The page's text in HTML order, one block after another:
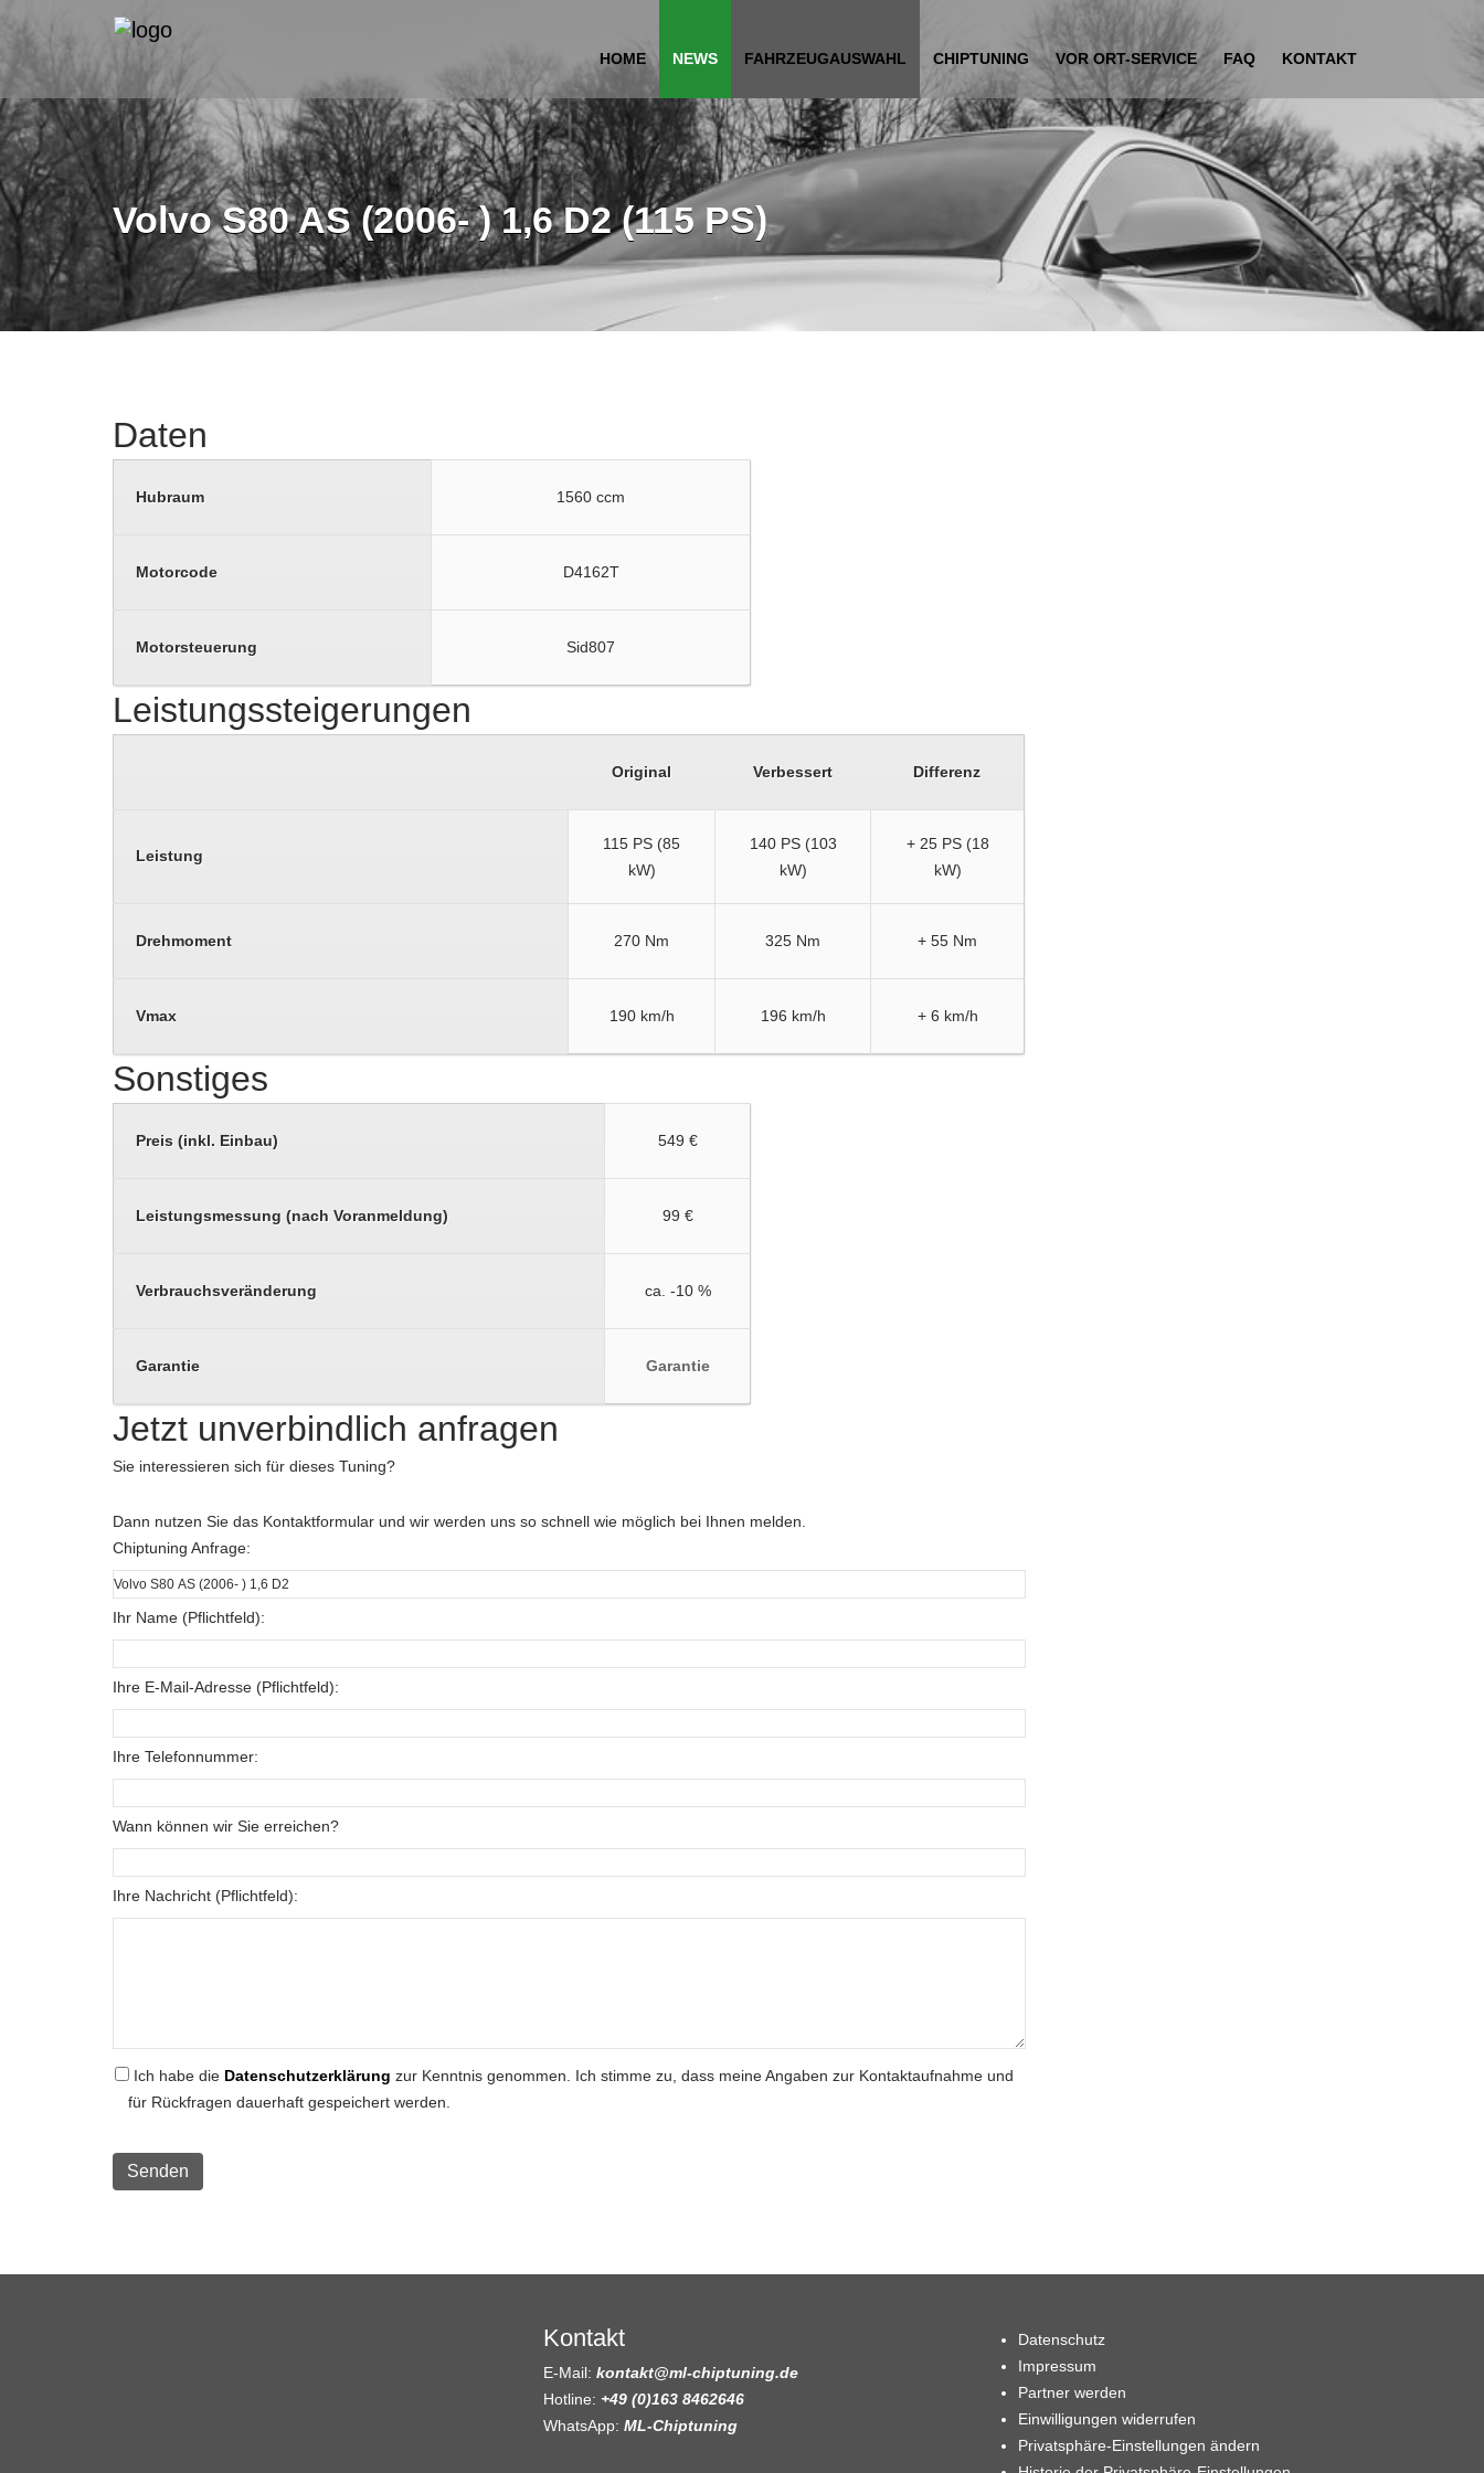
HOME NEWS FAHRZEUGAUSWAHL CHIPTUNING VOR ORT-SERVICE FAQ KONTAKT
Volvo S80 AS (2006- ) 1,6 D2 (115 PS)
Daten
Hubraum 1560 ccm
Motorcode D4162T
Motorsteuerung Sid807
Leistungssteigerungen
Original Verbessert Differenz
Leistung
115 PS (85
kW)
140 PS (103
kW)
+ 25 PS (18
kW)
Drehmoment 270 Nm 325 Nm + 55 Nm
Vmax 190 km/h 196 km/h + 6 km/h
Sonstiges
Preis (inkl. Einbau) 549 €
Leistungsmessung (nach Voranmeldung) 99 €
Verbrauchsveränderung ca. -10 %
Garantie Garantie
Jetzt unverbindlich anfragen
Sie interessieren sich für dieses Tuning?
Dann nutzen Sie das Kontaktformular und wir werden uns so schnell wie möglich bei Ihnen melden.
Chiptuning Anfrage:
Ihr Name (Pflichtfeld):
Ihre E-Mail-Adresse (Pflichtfeld):
Ihre Telefonnummer:
Wann können wir Sie erreichen?
Ihre Nachricht (Pflichtfeld):
Ich habe die Datenschutzerklärung zur Kenntnis genommen. Ich stimme zu, dass meine Angaben zur Kontaktaufnahme und
für Rückfragen dauerhaft gespeichert werden.
Kontakt
E-Mail: kontakt@ml-chiptuning.de
Hotline: +49 (0)163 8462646
WhatsApp: ML-Chiptuning
Datenschutz
Impressum
Partner werden
Einwilligungen widerrufen
Privatsphäre-Einstellungen ändern